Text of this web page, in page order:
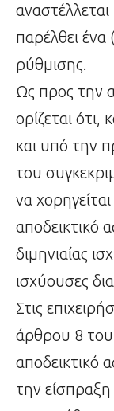
παρέλθει
ρύθμισης.
Ως προς την
ορίζεται ότι,
και υπό την
του
να
αποδεικτικό
διμηνιαίας
ισχύουσες
Στις
άρθρου 8 του
αποδεικτικό
την